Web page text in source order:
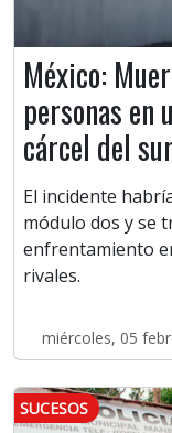
México:
personas en
cárcel del sur
El incidente
módulo dos y se
enfrentamiento
rivales.
miércoles, 05
SUCESOS